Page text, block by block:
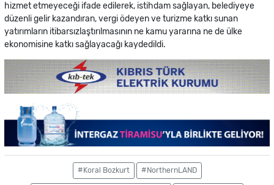
hizmet etmeyeceği ifade edilerek, istihdam sağlayan, belediyeye
düzenli gelir kazandıran, vergi ödeyen ve turizme katkı sunan
yatırımların itibarsızlaştırılmasının ne kamu yararına ne de ülke
ekonomisine katkı sağlayacağı kaydedildi.
#Koral Bozkurt #NorthernLAND